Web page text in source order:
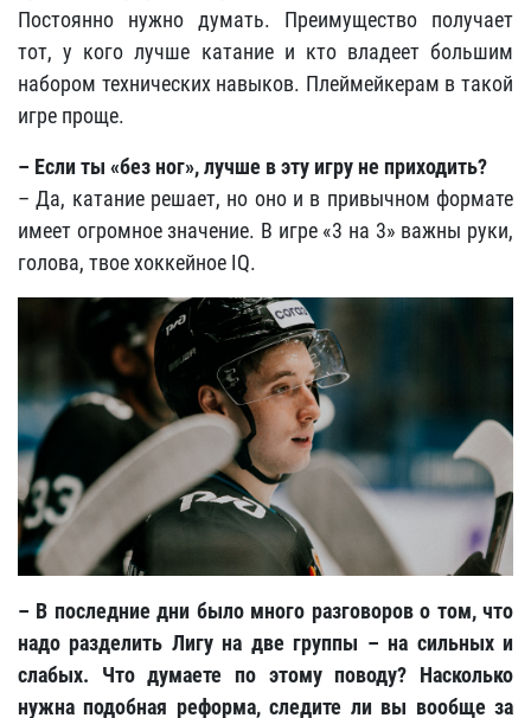
Постоянно нужно думать. Преимущество получает
тот, у кого лучше катание и кто владеет большим
набором технических навыков. Плеймейкерам в такой
игре проще.
– Если ты «без ног», лучше в эту игру не приходить?
– Да, катание решает, но оно и в привычном формате
имеет огромное значение. В игре «3 на 3» важны руки,
голова, твое хоккейное IQ.
– В последние дни было много разговоров о том, что
надо разделить Лигу на две группы – на сильных и
слабых. Что думаете по этому поводу? Насколько
нужна подобная реформа, следите ли вы вообще за